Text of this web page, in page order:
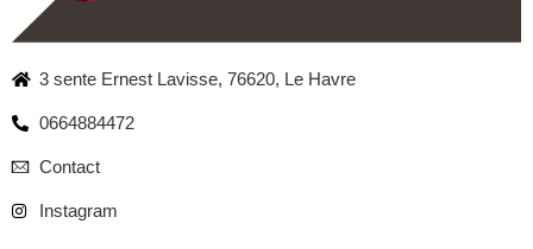
3 sente Ernest Lavisse, 76620, Le Havre
0664884472
Contact
Instagram